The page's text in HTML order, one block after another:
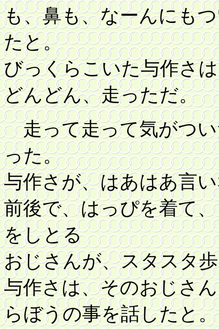
も、鼻も、なーんにも
たと。
びっくらこいた与作さ
どんどん、走っただ。
走って走って気がつい
った。
与作さが、はあはあ言
前後で、はっぴを着て
をしとる
おじさんが、スタスタ
与作さは、そのおじさ
らぼうの事を話したと。